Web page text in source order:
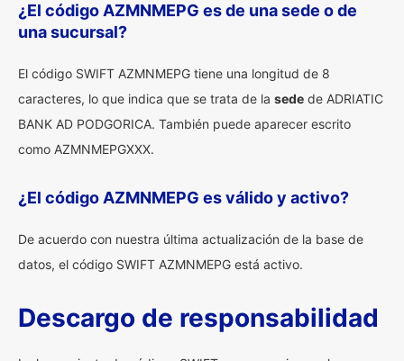
¿El código AZMNMEPG es de una sede o de
una sucursal?
El código SWIFT AZMNMEPG tiene una longitud de 8
caracteres, lo que indica que se trata de la sede de ADRIATIC
BANK AD PODGORICA. También puede aparecer escrito
como AZMNMEPGXXX.
¿El código AZMNMEPG es válido y activo?
De acuerdo con nuestra última actualización de la base de
datos, el código SWIFT AZMNMEPG está activo.
Descargo de responsabilidad